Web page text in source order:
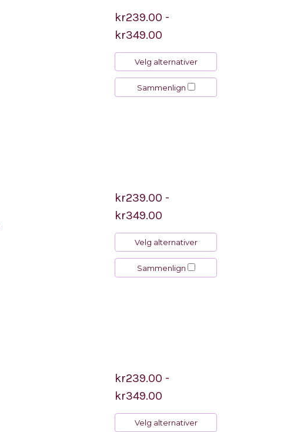
kr239.00 -
kr349.00
Velg alternativer
Sammenlign
kr239.00 -
kr349.00
Velg alternativer
Sammenlign
kr239.00 -
kr349.00
Velg alternativer